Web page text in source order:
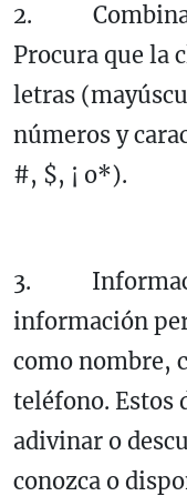
2.
Procura que la
letras
números y
#, $, ¡ o*).
3.
información
como nombre,
teléfono. Estos
adivinar o
conozca o